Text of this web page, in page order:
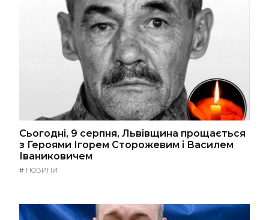
Сьогодні, 9 серпня, Львівщина прощається
з Героями Ігорем Сторожевим і Василем
Іваниковичем
# НОВИНИ